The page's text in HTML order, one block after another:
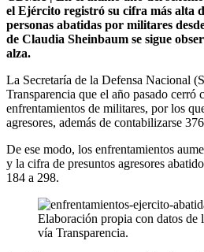
el Ejército registró su cifra más alta
personas abatidas por militares
de Claudia Sheinbaum se sigue
alza.
La Secretaría de la Defensa Nacional
Transparencia que el año pasado cerró
enfrentamientos de militares, por los
agresores, además de contabilizarse
De ese modo, los enfrentamientos
y la cifra de presuntos agresores
184 a 298.
Elaboración propia con datos de
vía Transparencia.